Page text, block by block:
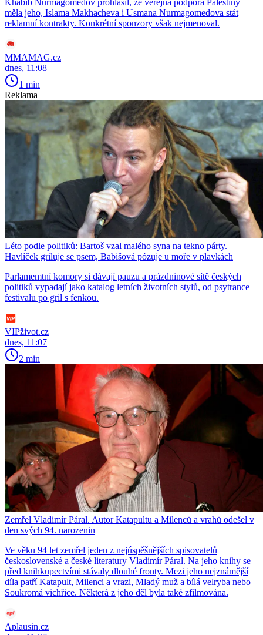
měla jeho, Islama Makhacheva i Usmana Nurmagomedova stát
reklamní kontrakty. Konkrétní sponzory však nejmenoval.
MMAMAG.cz
dnes, 11:08
1 min
Reklama
Léto podle politiků: Bartoš vzal malého syna na tekno párty.
Havlíček griluje se psem, Babišová pózuje u moře v plavkách
Parlamemtní komory si dávají pauzu a prázdninové sítě českých
politiků vypadají jako katalog letních životních stylů, od psytrance
festivalu po gril s fenkou.
VIPživot.cz
dnes, 11:07
2 min
Zemřel Vladimír Páral. Autor Katapultu a Milenců a vrahů odešel v
den svých 94. narozenin
Ve věku 94 let zemřel jeden z nejúspěšnějších spisovatelů
československé a české literatury Vladimír Páral. Na jeho knihy se
před knihkupectvími stávaly dlouhé fronty. Mezi jeho nejznámější
díla patří Katapult, Milenci a vrazi, Mladý muž a bílá velryba nebo
Soukromá vichřice. Některá z jeho děl byla také zfilmována.
Aplausin.cz